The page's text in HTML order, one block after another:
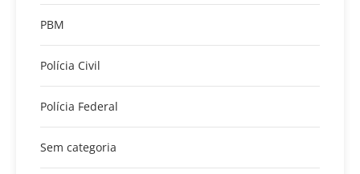
PBM
Polícia Civil
Polícia Federal
Sem categoria